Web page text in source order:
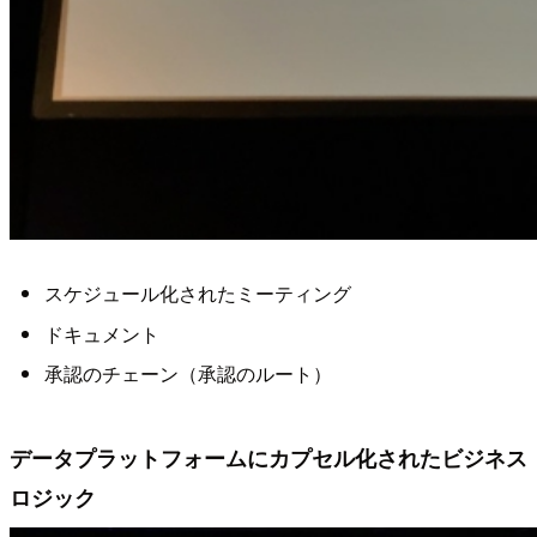
スケジュール化されたミーティング
ドキュメント
承認のチェーン（承認のルート）
データプラットフォームにカプセル化されたビジネス
ロジック